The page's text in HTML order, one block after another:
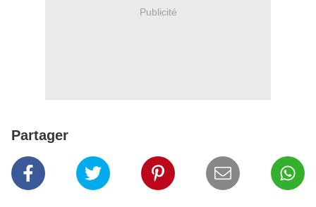
Publicité
Partager